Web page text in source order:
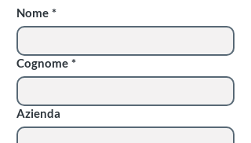
Nome *
Cognome *
Azienda